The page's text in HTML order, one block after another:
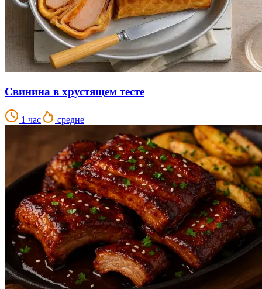
Свинина в хрустящем тесте
1 час средне